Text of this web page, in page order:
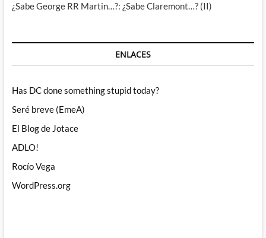
¿Sabe George RR Martin…?: ¿Sabe Claremont…? (II)
ENLACES
Has DC done something stupid today?
Seré breve (EmeA)
El Blog de Jotace
ADLO!
Rocío Vega
WordPress.org